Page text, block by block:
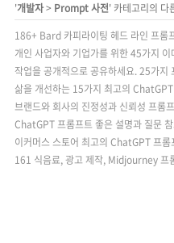
'개발자> Prompt 사전' 카테고리의 다
186+ Bard 카피라이팅 헤드 라인 프롬
개인 사업자와 기업가를 위한 45가지
작업을 공개적으로 공유하세요. 25가지
삶을 개선하는 15가지 최고의
브랜드와 회사의 진정성과 신뢰성 프롬
ChatGPT 프롬프트 좋은 설명과 질문
이커머스 스토어 최고의 ChatGPT 프롬
161 식음료, 광고 제작, Midjourney 프